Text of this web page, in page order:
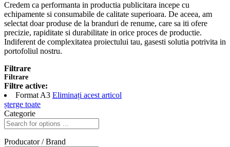
Credem ca performanta in productia publicitara incepe cu
echipamente si consumabile de calitate superioara. De aceea, am
selectat doar produse de la branduri de renume, care sa iti ofere
precizie, rapiditate si durabilitate in orice proces de productie.
Indiferent de complexitatea proiectului tau, gasesti solutia potrivita in
portofoliul nostru.
Filtrare
Filtrare
Filtre active:
Format A3 Eliminați acest articol
șterge toate
Categorie
Producator / Brand